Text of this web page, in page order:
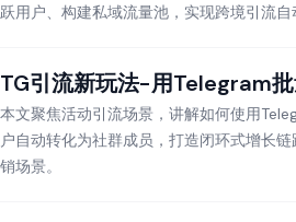
跃用户、构建私域流量池，实现跨境引流自
TG引流新玩法-用Telegram
本文聚焦活动引流场景，讲解如何使用
户自动转化为社群成员，打造闭环式增长
销场景。